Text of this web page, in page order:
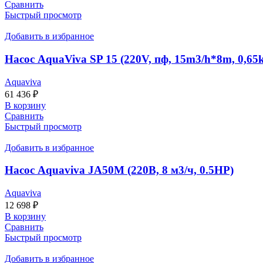
Сравнить
Быстрый просмотр
Добавить в избранное
Насос AquaViva SP 15 (220V, пф, 15m3/h*8m,
Aquaviva
61 436 ₽
В корзину
Сравнить
Быстрый просмотр
Добавить в избранное
Насос Aquaviva JA50M (220В, 8 м3/ч, 0.5HP)
Aquaviva
12 698 ₽
В корзину
Сравнить
Быстрый просмотр
Добавить в избранное